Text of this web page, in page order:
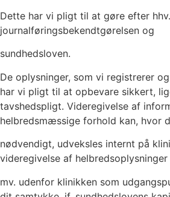
Dette har vi pligt til at gøre efter
journalføringsbekendtgørelsen og
sundhedsloven.
De oplysninger, som vi registrerer
har vi pligt til at opbevare sikkert,
tavshedspligt. Videregivelse af
helbredsmæssige forhold kan, hvor
nødvendigt, udveksles internt på
videregivelse af
mv. udenfor klinikken som